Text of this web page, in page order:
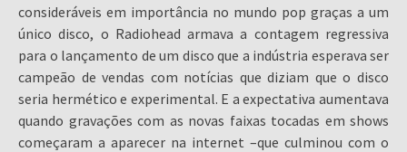
consideráveis em importância no mundo pop graças a um
único disco, o Radiohead armava a contagem regressiva
para o lançamento de um disco que a indústria esperava ser
campeão de vendas com notícias que diziam que o disco
seria hermético e experimental. E a expectativa aumentava
quando gravações com as novas faixas tocadas em shows
começaram a aparecer na internet –que culminou com o